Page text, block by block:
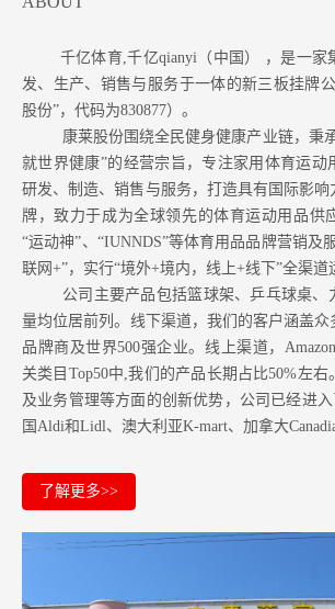
千亿体育,千亿qianyi（中国） ，是一家
发、生产、销售与服务于一体的新三板挂牌
股份”，代码为830877）。
康莱股份围绕全民健身健康产业链，秉
就世界健康”的经营宗旨，专注家用体育运动
研发、制造、销售与服务，打造具有国际影响
牌，致力于成为全球领先的体育运动用品供
“运动神”、“IUNNDS”等体育用品品牌营销及
联网+”，实行“境外+境内，线上+线下”全渠道
公司主要产品包括篮球架、乒乓球桌、
量均位居前列。 线下渠道，我们的客户涵盖众
品牌商及世界500强企业。 线上渠道，Amazon
关类目Top50中,我们的产品长期占比50%左
及业务管理等方面的创新优势，公司已经进入
国Aldi和Lidl、澳大利亚K-mart、加拿大
了解更多>>